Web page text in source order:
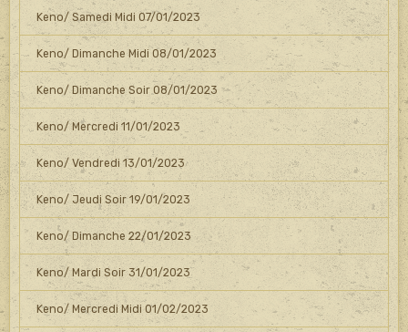
Keno/ Samedi Midi 07/01/2023
Keno/ Dimanche Midi 08/01/2023
Keno/ Dimanche Soir 08/01/2023
Keno/ Mercredi 11/01/2023
Keno/ Vendredi 13/01/2023
Keno/ Jeudi Soir 19/01/2023
Keno/ Dimanche 22/01/2023
Keno/ Mardi Soir 31/01/2023
Keno/ Mercredi Midi 01/02/2023